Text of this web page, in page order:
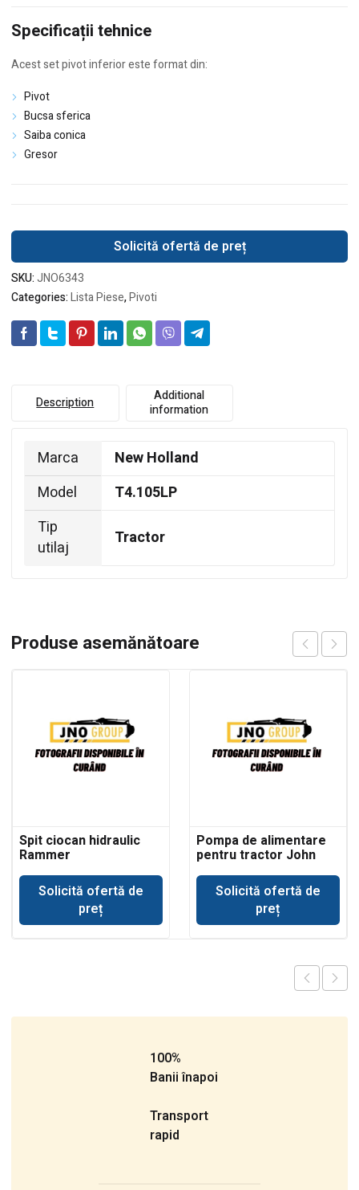
Specificații tehnice
Acest set pivot inferior este format din:
Pivot
Bucsa sferica
Saiba conica
Gresor
Solicită ofertă de preț
SKU:JNO6343
Categories:Lista Piese,Pivoti
Description
Additional
information
Marca
New Holland
Model
T4.105LP
Tip
utilaj
Tractor
Produse asemănătoare
Spit ciocan hidraulic
Rammer
Solicită ofertă de
preț
Pompa de alimentare
pentru tractor John
Solicită ofertă de
preț
100%
Banii înapoi
Transport
rapid